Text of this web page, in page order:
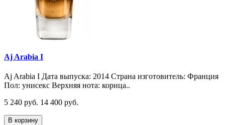
Aj Arabia I
Aj Arabia I Дата выпуска: 2014 Страна изготовитель: Франция
Пол: унисекс Верхняя нота: корица..
5 240 руб. 14 400 руб.
В корзину